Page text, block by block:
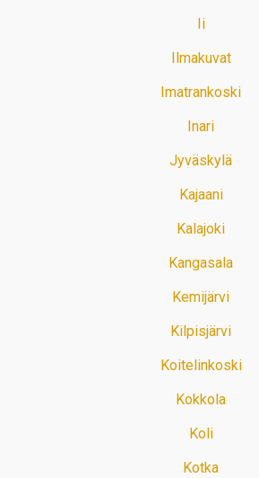
Ii
Ilmakuvat
Imatrankoski
Inari
Jyväskylä
Kajaani
Kalajoki
Kangasala
Kemijärvi
Kilpisjärvi
Koitelinkoski
Kokkola
Koli
Kotka